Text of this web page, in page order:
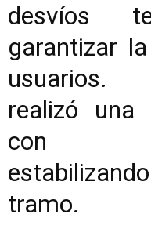
desvíos
garantizar
usuarios.
realizó una
con
tramo.